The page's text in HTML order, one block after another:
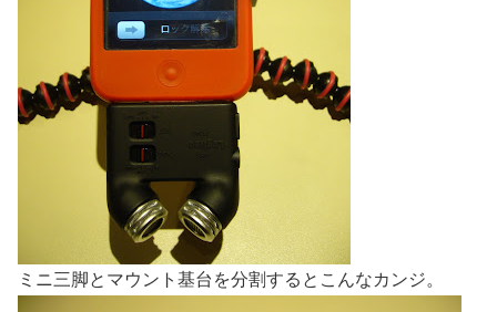
ミニ三脚とマウント基台を分割するとこんなカンジ。